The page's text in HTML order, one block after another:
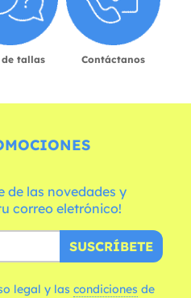
de tallas Contáctanos
de las novedades y
correo eletrónico!
SUSCRÍBETE
legal y las condiciones